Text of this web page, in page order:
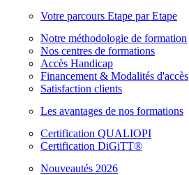
Votre parcours Etape par Etape
Notre méthodologie de formation
Nos centres de formations
Accès Handicap
Financement & Modalités d'accès
Satisfaction clients
Les avantages de nos formations
Certification QUALIOPI
Certification DiGiTT®
Nouveautés 2026